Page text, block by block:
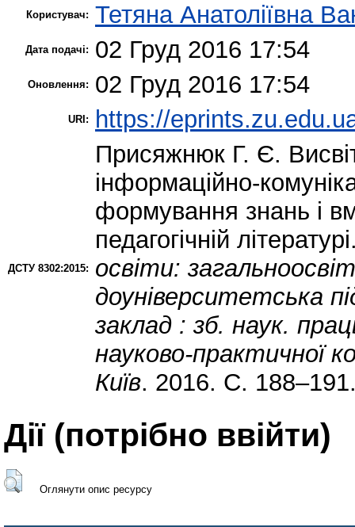
Користувач: Тетяна Анатоліївна
Дата подачі: 02 Груд 2016 17:54
Оновлення: 02 Груд 2016 17:54
URI: https://
ДСТУ 8302:2015:
Присяжнюк Г. Є.
інформаційно-
формування знань і
педагогічній
освіти:
доуніверситетська
заклад : зб. наук.
науково-практичної
Київ. 2016. С.
Дії ​​(потрібно ввійти)
Оглянути опис ресурсу